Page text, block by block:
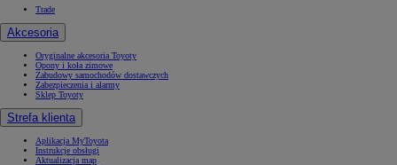
Trade
Akcesoria
Oryginalne akcesoria Toyoty
Opony i koła zimowe
Zabudowy samochodów dostawczych
Zabezpieczenia i alarmy
Sklep Toyoty
Strefa klienta
Aplikacja MyToyota
Instrukcje obsługi
Aktualizacja map